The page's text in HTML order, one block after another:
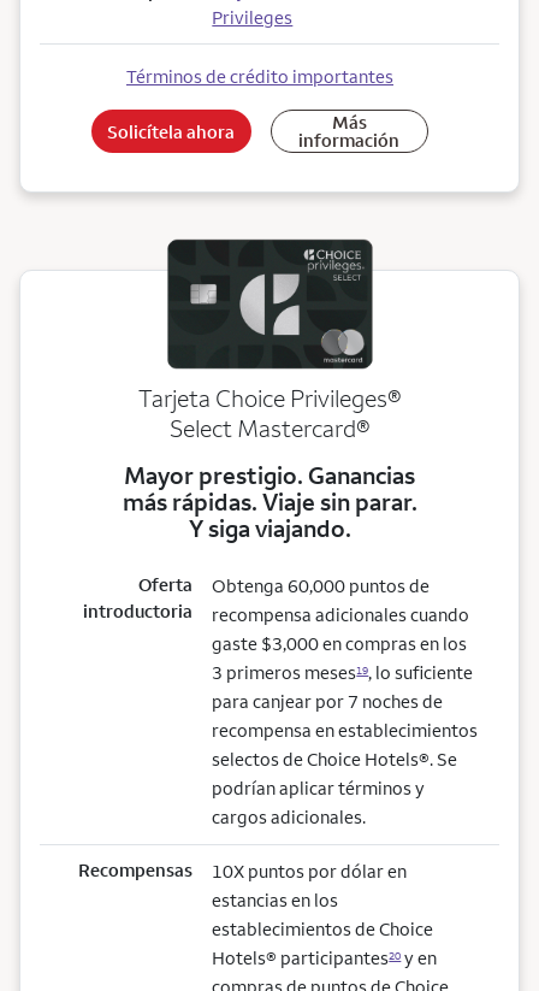
Privileges
Términos de crédito importantes
Solicítela ahora Más
información
Tarjeta Choice Privileges®
Select Mastercard®
Mayor prestigio. Ganancias
más rápidas. Viaje sin parar.
Y siga viajando.
Oferta
introductoria
Obtenga 60,000 puntos de
recompensa adicionales cuando
gaste $3,000 en compras en los
3 primeros meses19, lo suficiente
para canjear por 7 noches de
recompensa en establecimientos
selectos de Choice Hotels®. Se
podrían aplicar términos y
cargos adicionales.
Recompensas
10X puntos por dólar en
estancias en los
establecimientos de Choice
Hotels® participantes20y en